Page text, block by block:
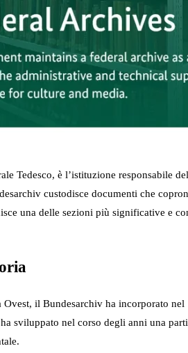
Tedesco, è l’istituzione responsabile
custodisce documenti che
una delle sezioni più significative e
Ovest, il Bundesarchiv ha incorporato
sviluppato nel corso degli anni una